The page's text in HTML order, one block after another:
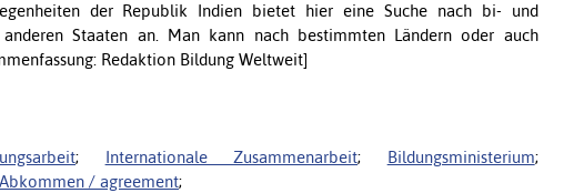
der Republik Indien bietet hier eine Suche nach bi- und
Staaten an. Man kann nach bestimmten Ländern oder auch
Redaktion Bildung Weltweit]
; Internationale Zusammenarbeit; Bildungsministerium;
Abkommen / agreement;